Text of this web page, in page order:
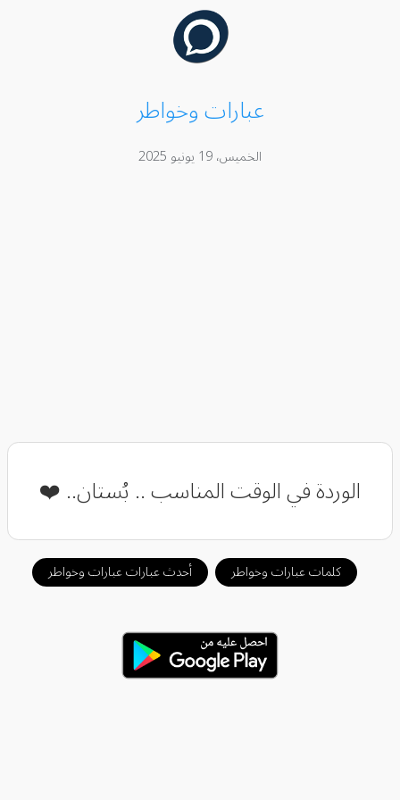
عبارات وخواطر
الخميس، 19 يونيو 2025
الوردة في الوقت المناسب .. بُستان.. ❤️
كلمات عبارات وخواطر أحدث عبارات عبارات وخواطر